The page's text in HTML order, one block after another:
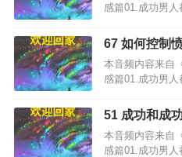
感篇01.成功男人
67 如何控制
本音频内容来自
感篇01.成功男人
51 成功和成
本音频内容来自
感篇01.成功男人